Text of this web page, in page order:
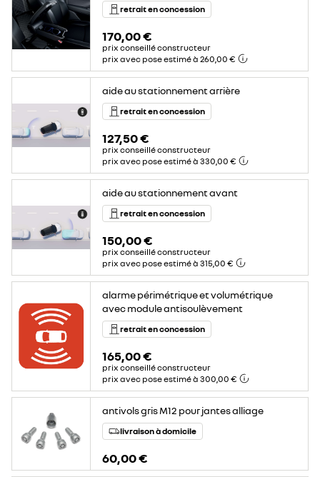
retrait en concession
170,00 €
prix conseillé constructeur
prix avec pose estimé à 260,00 €
aide au stationnement arrière
retrait en concession
127,50 €
prix conseillé constructeur
prix avec pose estimé à 330,00 €
aide au stationnement avant
retrait en concession
150,00 €
prix conseillé constructeur
prix avec pose estimé à 315,00 €
alarme périmétrique et volumétrique
avec module antisoulèvement
retrait en concession
165,00 €
prix conseillé constructeur
prix avec pose estimé à 300,00 €
antivols gris M12 pour jantes alliage
livraison à domicile
60,00 €